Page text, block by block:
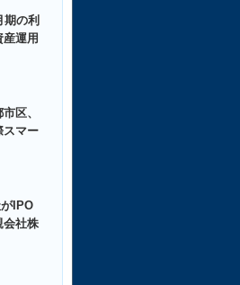
の利
運用
区、
スマー
IPO
会社株